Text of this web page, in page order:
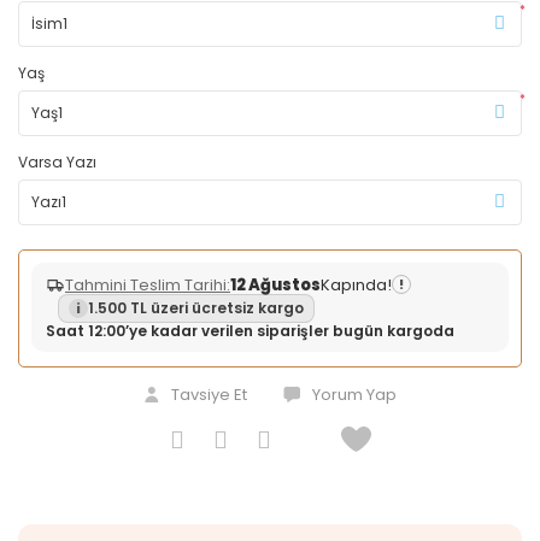
*
Yaş
*
Varsa Yazı
Tahmini Teslim Tarihi:12 AğustosKapında! !
1.500 TL üzeri ücretsiz kargo
Saat 12:00’ye kadar verilen siparişler bugün kargoda
Tavsiye Et Yorum Yap